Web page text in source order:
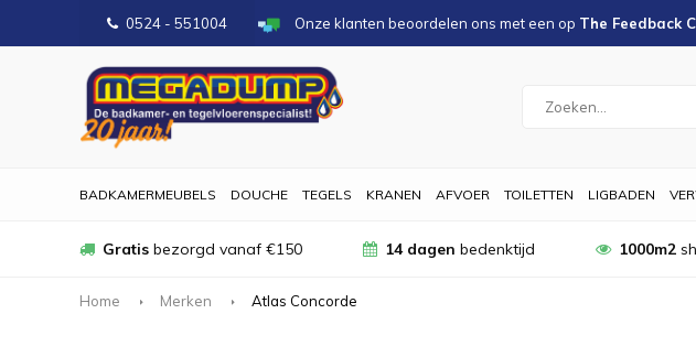
0524 - 551004 Onze klanten beoordelen ons met een op The Feedback
BADKAMERMEUBELS DOUCHE TEGELS KRANEN AFVOER TOILETTEN LIGBADEN
Gratis bezorgd vanaf €150 14 dagen bedenktijd 1000m2
Home Merken Atlas Concorde